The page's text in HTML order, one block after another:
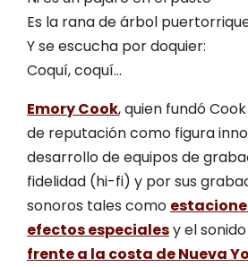
Es la rana de árbol
Y se escucha por doquier:
Coquí, coquí…
Emory Cook, quien fundó
de reputación como figura
desarrollo de equipos de
fidelidad (hi-fi) y por sus
sonoros tales como
efectos especialesy el
frente a la costa de Nueva